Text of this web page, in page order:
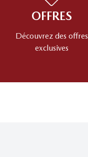
OFFRES
Découvrez des offres
exclusives